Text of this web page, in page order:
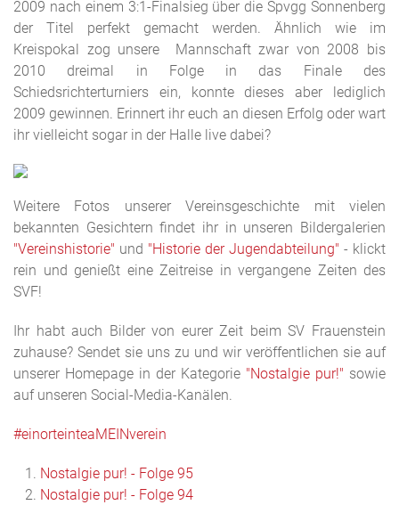
2009 nach einem 3:1-Finalsieg über die Spvgg Sonnenberg
der Titel perfekt gemacht werden. Ähnlich wie im
Kreispokal zog unsere Mannschaft zwar von 2008 bis
2010 dreimal in Folge in das Finale des
Schiedsrichterturniers ein, konnte dieses aber lediglich
2009 gewinnen. Erinnert ihr euch an diesen Erfolg oder wart
ihr vielleicht sogar in der Halle live dabei?
Weitere Fotos unserer Vereinsgeschichte mit vielen
bekannten Gesichtern findet ihr in unseren Bildergalerien
"Vereinshistorie" und "Historie der Jugendabteilung" - klickt
rein und genießt eine Zeitreise in vergangene Zeiten des
SVF!
Ihr habt auch Bilder von eurer Zeit beim SV Frauenstein
zuhause? Sendet sie uns zu und wir veröffentlichen sie auf
unserer Homepage in der Kategorie "Nostalgie pur!" sowie
auf unseren Social-Media-Kanälen.
#einorteinteaMEINverein
Nostalgie pur! - Folge 95
Nostalgie pur! - Folge 94